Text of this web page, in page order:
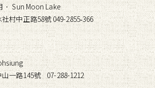
． Sun Moon Lake
村中正路58號 049-2855-366
一路145號 07-288-1212